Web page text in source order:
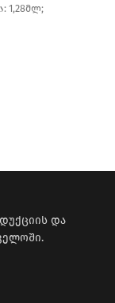
1,28მლ;
8x120mm.
და